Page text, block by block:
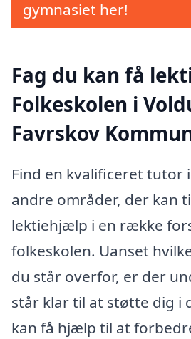
gymnasiet her!
Fag du kan få
Folkeskolen i
Favrskov
Find en kvalificeret tutor
andre områder, der kan
lektiehjælp i en række
folkeskolen. Uanset
du står overfor, er der
står klar til at støtte dig i
kan få hjælp til at